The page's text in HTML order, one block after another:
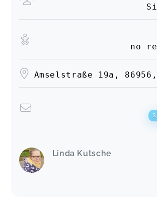
no
Amselstraße 19a, 86956,
Linda Kutsche